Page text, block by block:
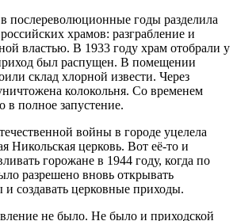
послереволюционные годы разделила
храмов: разграбление и
властью. В 1933 году храм отобрали у
был распущен. В помещении
склад хлорной извести. Через
колокольня. Со временем
в полное запустение.
войны в городе уцелела
Никольская церковь. Вот её-то и
горожане в 1944 году, когда по
разрешено вновь открывать
создавать церковные приходы.
не было. Не было и приходской